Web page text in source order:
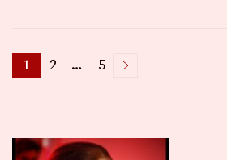
Pagination
des
Page
1 Page
2 … Page
5